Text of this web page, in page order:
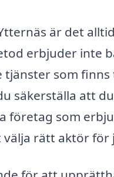
är det
erbjuder inte
som
säkerställa att
företag som
rätt aktör för